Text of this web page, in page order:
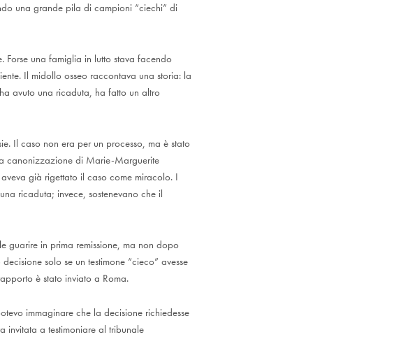
una grande pila di campioni “ciechi” di
una famiglia in lutto stava facendo
Il midollo osseo raccontava una storia: la
avuto una ricaduta, ha fatto un altro
Il caso non era per un processo, ma è stato
canonizzazione di Marie-Marguerite
già rigettato il caso come miracolo. I
ricaduta; invece, sostenevano che il
guarire in prima remissione, ma non dopo
solo se un testimone “cieco” avesse
è stato inviato a Roma.
immaginare che la decisione richiedesse
invitata a testimoniare al tribunale